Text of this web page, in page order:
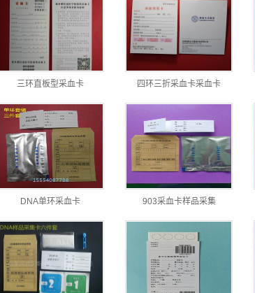
一次性使用宫颈
细胞采集器
三环直板型采血卡 四环三折采血卡采血卡
DNA单环采血卡 903采血卡样品采集